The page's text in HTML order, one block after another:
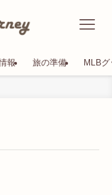
報 旅の準備 MLB